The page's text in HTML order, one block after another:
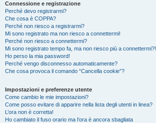
Connessione e registrazione
Perché devo registrarmi?
Che cosa è COPPA?
Perché non riesco a registrarmi?
Mi sono registrato ma non riesco a connettermi!
Perché non riesco a connettermi?
Mi sono registrato tempo fa, ma non riesco più a connettermi?!
Ho perso la mia password!
Perché vengo disconnesso automaticamente?
Che cosa provoca il comando “Cancella cookie”?
Impostazioni e preferenze utente
Come cambio le mie impostazioni?
Come posso evitare di apparire nella lista degli utenti in linea?
L’ora non è corretta!
Ho cambiato il fuso orario ma l’ora è ancora sbagliata